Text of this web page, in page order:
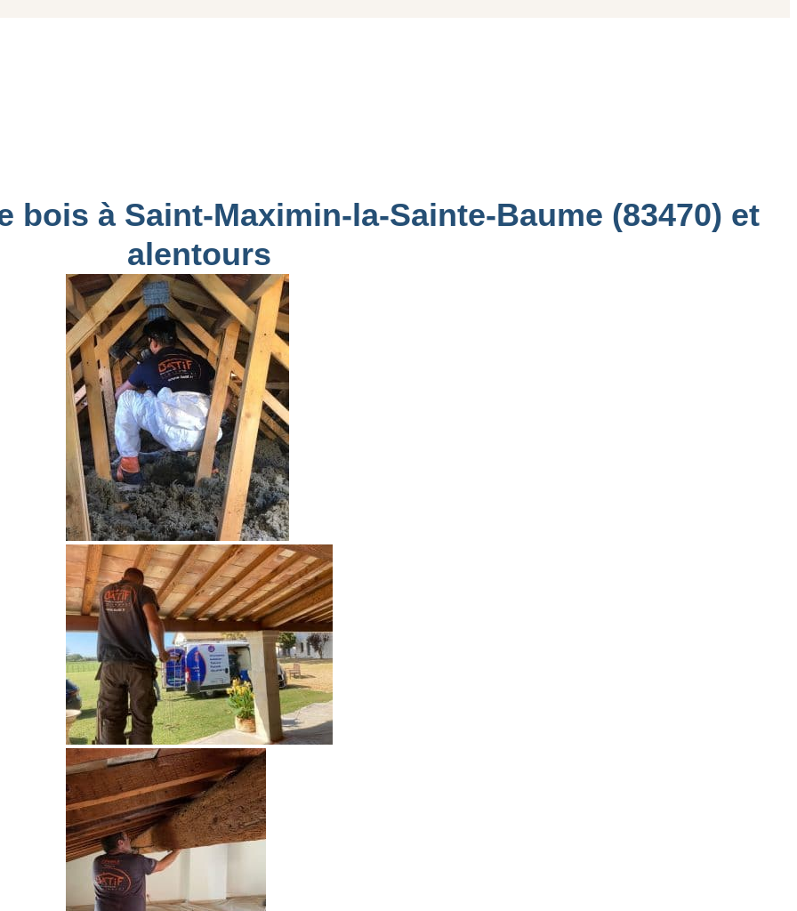
à Saint-Maximin-la-Sainte-
périodique. Bien que les
vulnérables aux nuisibles,
justifié du fait qu’une invasion
exige l’application de
utiliser.
toit est garantie, rendant
traitement de
la-Sainte-
toit est garantie, rendant
spécialistes, d’une grande
le traitement de toutes
Nous sommes attentifs à
des produits respectueux de
actif et agréable se tient à
et vos besoins.
pour garantir la satisfaction de
: nous mettons un point
les méthodes utilisées.
maison sécurisée et une
bois à Saint-Maximin-la-Sainte-Baume (83470) et
alentours